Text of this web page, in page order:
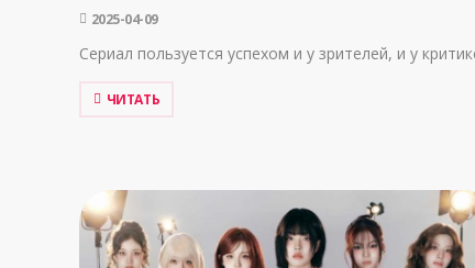
2025-04-09
Сериал пользуется успехом и у зрителей, и у
ЧИТАТЬ